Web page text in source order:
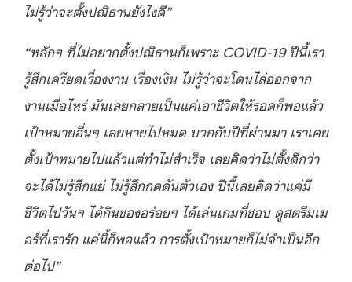
ไม่รู้ว่าจะตั้งปณิธานยังไงดี”
“หลักๆ ที่ไม่อยากตั้งปณิธานก็เพราะ COVID-19 ปีนี้เรา
รู้สึกเครียดเรื่องงาน เรื่องเงิน ไม่รู้ว่าจะโดนไล่ออกจาก
งานเมื่อไหร่ มันเลยกลายเป็นแค่เอาชีวิตให้รอดก็พอแล้ว
เป้าหมายอื่นๆ เลยหายไปหมด บวกกับปีที่ผ่านมา เราเคย
ตั้งเป้าหมายไปแล้วแต่ทำไม่สำเร็จ เลยคิดว่าไม่ตั้งดีกว่า
จะได้ไม่รู้สึกแย่ ไม่รู้สึกกดดันตัวเอง ปีนี้เลยคิดว่าแค่มี
ชีวิตไปวันๆ ได้กินของอร่อยๆ ได้เล่นเกมที่ชอบ ดูสตรีมเม
อร์ที่เรารัก แค่นี้ก็พอแล้ว การตั้งเป้าหมายก็ไม่จำเป็นอีก
ต่อไป”